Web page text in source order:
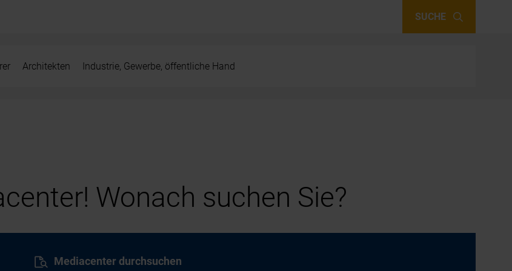
SUCHE
Architekten Industrie, Gewerbe, öffentliche Hand
Wonach suchen Sie?
Mediacenter durchsuchen